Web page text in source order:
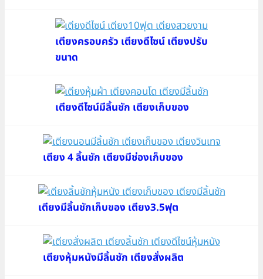
เตียงครอบครัว เตียงดีไซน์ เตียงปรับ
ขนาด
เตียงดีไซน์มีลิ้นชัก เตียงเก็บของ
เตียง 4 ลิ้นชัก เตียงมีช่องเก็บของ
เตียงมีลิ้นชักเก็บของ เตียง3.5ฟุต
เตียงหุ้มหนังมีลิ้นชัก เตียงสั่งผลิต